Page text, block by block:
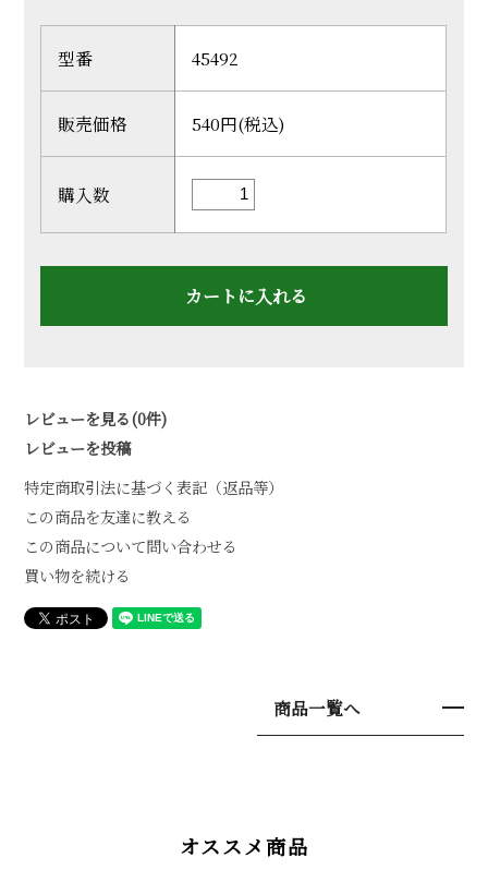
型番 45492
販売価格 540円(税込)
購入数
レビューを見る(0件)
レビューを投稿
特定商取引法に基づく表記（返品等）
この商品を友達に教える
この商品について問い合わせる
買い物を続ける
商品一覧へ
オススメ商品